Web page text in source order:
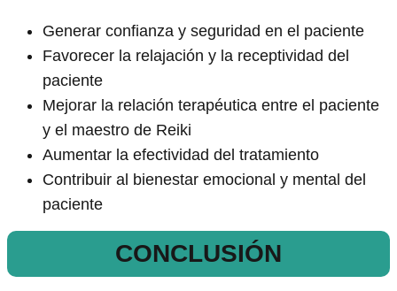
Generar confianza y seguridad en el paciente
Favorecer la relajación y la receptividad del
paciente
Mejorar la relación terapéutica entre el paciente
y el maestro de Reiki
Aumentar la efectividad del tratamiento
Contribuir al bienestar emocional y mental del
paciente
CONCLUSIÓN